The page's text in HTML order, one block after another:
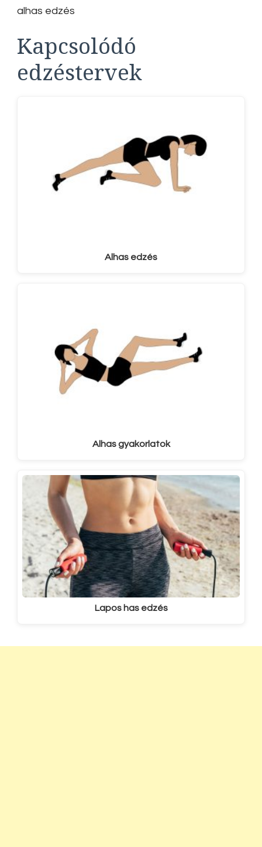
alhas edzés
Kapcsolódó
edzéstervek
Alhas edzés
Alhas gyakorlatok
Lapos has edzés